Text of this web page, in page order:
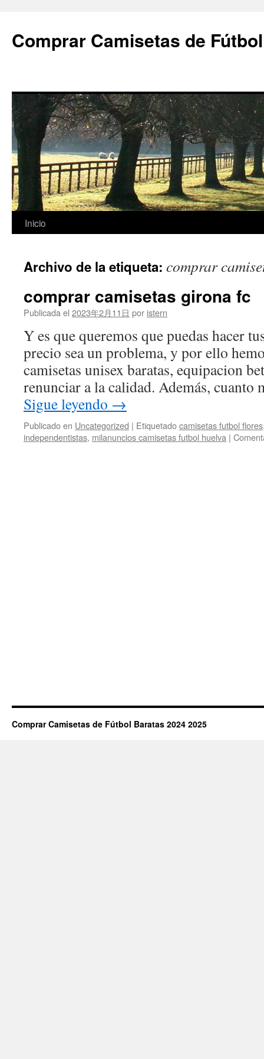
Comprar Camisetas de
Saltar
contenido
Inicio
Archivo de la etiqueta: comprar
comprar camisetas girona fc
Publicada el 2023年2月11日 por istern
Y es que queremos que puedas hacer
precio sea un problema, y por ello
camisetas unisex baratas, equipacion
renunciar a la calidad. Además,
Sigue leyendo →
Publicado en Uncategorized | Etiquetadocamisetas futbol flores
independentistas, milanuncios camisetas futbol huelva |
Comprar Camisetas de Fútbol Baratas 2024 2025